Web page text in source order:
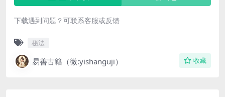
下载遇到问题？可联系客服或反馈
秘法
易善古籍（微:yishanguji） 收藏